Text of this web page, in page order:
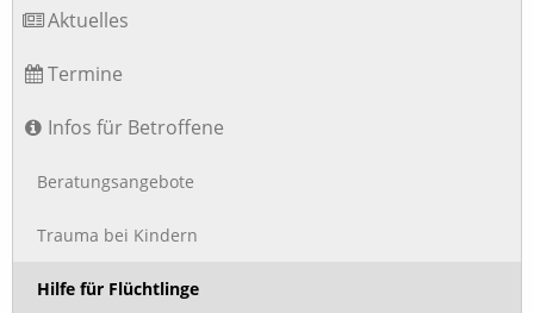
Aktuelles
Termine
Infos für Betroffene
Beratungsangebote
Trauma bei Kindern
Hilfe für Flüchtlinge